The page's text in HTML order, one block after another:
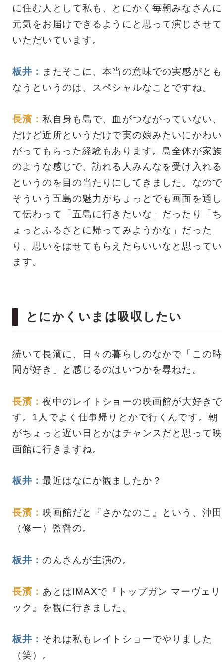
に住む人として私も、とにかく毎朝みなさんに
元気をお届けできるようにと思って演じさせて
いただいています。
板井： またそこに、本当の意味での実感がとも
なうというのは、スペシャルなことですね。
長濱：私自身も島で、血がつながっていない、
だけど近所というだけで実の娘みたいにかわい
がってもらった経験もあります。島全体が家族
のような感じで、訪れる人みんなを受け入れる
というのを目の当たりにしてきました。なので
そういう五島の魅力がちょっとでも画面を通し
て伝わって「五島に行きたいな」だったり「ち
ょっとふるさとに帰ってみようかな」だった
り、思いをはせてもらえたらいいなと思ってい
ます。
とにかくいまは吸収したい
続いて長濱に、日々の暮らしのなかで「この時
間が好き」と感じるのはいつかを尋ねた。
長濱：夜中のレイトショーの映画館が大好きで
す。1人でよく仕事帰りとかで行くんです。朝
がちょっと遅い日とかはチャンスだと思って映
画館に行きますね。
板井：最近はなにか観ましたか？
長濱： 映画館だと『さかなのこ』という、沖田
（修一）監督の。
板井：のんさんが主演の。
長濱： あとはIMAXで『トップガン マーヴェリ
ック』を観に行きました。
板井： それは私もレイトショーでやりました
（笑）。